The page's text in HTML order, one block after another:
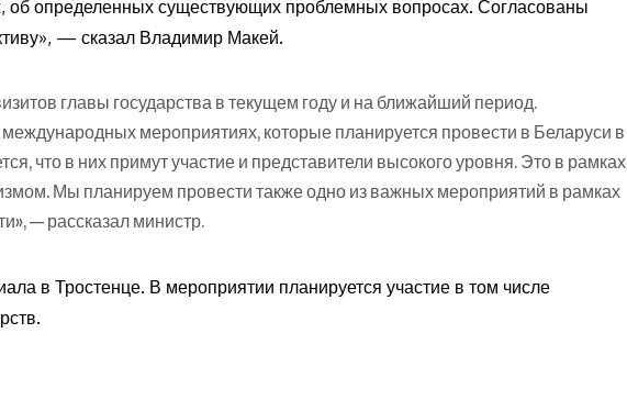
определенных существующих проблемных вопросах. Согласованы
— сказал Владимир Макей.
главы государства в текущем году и на ближайший период.
мероприятиях, которые планируется провести в Беларуси в
что в них примут участие и представители высокого уровня. Это в рамках
Мы планируем провести также одно из важных мероприятий в рамках
— рассказал министр.
в Тростенце. В мероприятии планируется участие в том числе